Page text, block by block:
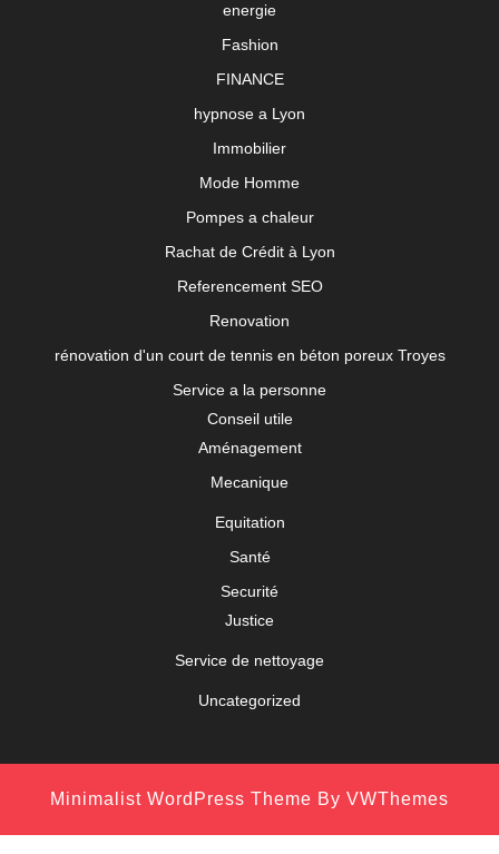
energie
Fashion
FINANCE
hypnose a Lyon
Immobilier
Mode Homme
Pompes a chaleur
Rachat de Crédit à Lyon
Referencement SEO
Renovation
rénovation d'un court de tennis en béton poreux Troyes
Service a la personne
Conseil utile
Aménagement
Mecanique
Equitation
Santé
Securité
Justice
Service de nettoyage
Uncategorized
Minimalist WordPress Theme By VWThemes